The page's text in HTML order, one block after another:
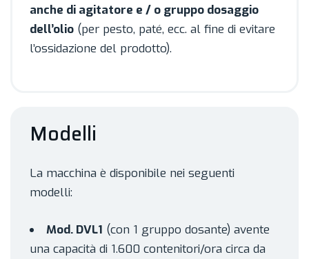
anche di agitatore e / o gruppo dosaggio
dell’olio (per pesto, paté, ecc. al fine di evitare
l’ossidazione del prodotto).
Modelli
La macchina è disponibile nei seguenti
modelli:
Mod. DVL1 (con 1 gruppo dosante) avente
una capacità di 1.600 contenitori/ora circa da